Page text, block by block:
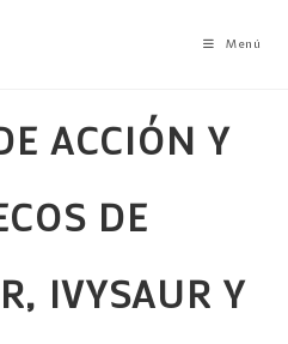
Menú
ACCIÓN Y
DE
IVYSAUR Y